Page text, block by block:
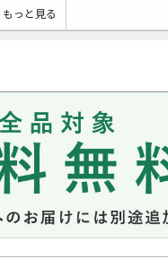
もっと見る